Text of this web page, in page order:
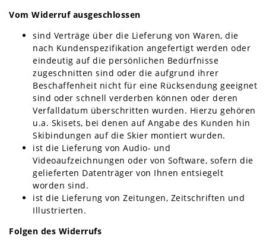
Vom Widerruf ausgeschlossen
sind Verträge über die Lieferung von Waren, die
nach Kundenspezifikation angefertigt werden oder
eindeutig auf die persönlichen Bedürfnisse
zugeschnitten sind oder die aufgrund ihrer
Beschaffenheit nicht für eine Rücksendung geeignet
sind oder schnell verderben können oder deren
Verfalldatum überschritten wurden. Hierzu gehören
u.a. Skisets, bei denen auf Angabe des Kunden hin
Skibindungen auf die Skier montiert wurden.
ist die Lieferung von Audio- und
Videoaufzeichnungen oder von Software, sofern die
gelieferten Datenträger von Ihnen entsiegelt
worden sind.
ist die Lieferung von Zeitungen, Zeitschriften und
Illustrierten.
Folgen des Widerrufs